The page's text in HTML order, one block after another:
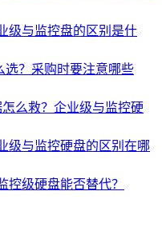
级与监控盘的区别是什
选？采购时要注意哪些
么救？企业级与监控硬
级与监控硬盘的区别在哪
控级硬盘能否替代？